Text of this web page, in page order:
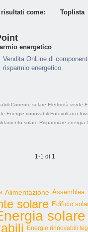
come: Toplista
energetico
Vendita OnLine di
risparmio energetico.
Corrente solare Elettricità verde
Energie rinnovabili Fotovoltaico
solare Risparmiare energia
1-1 di 1
Alimentazione Assemblea
solare Edificio
solare
Energie rinnovabili